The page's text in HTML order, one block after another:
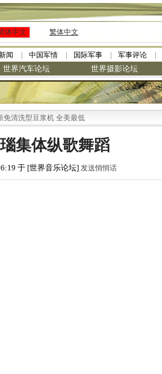
体中文 繁体中文
闻 中国军情 国际军事 军事评论
世界汽车论坛 世界摄影论坛
洗型豆浆机 全美最低
集体纵歌舞蹈
于 [世界音乐论坛] 发送悄悄话